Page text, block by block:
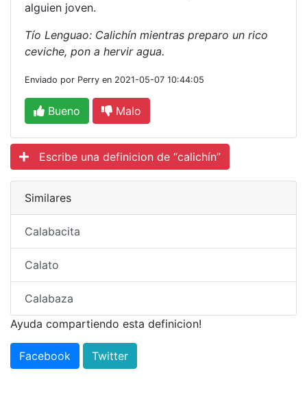
alguien joven.
Tío Lenguao: Calichín mientras preparo un rico
ceviche, pon a hervir agua.
Enviado por Perry en 2021-05-07 10:44:05
Bueno Malo
Escribe una definicion de “calichín”
Similares
Calabacita
Calato
Calabaza
Ayuda compartiendo esta definicion!
Facebook Twitter